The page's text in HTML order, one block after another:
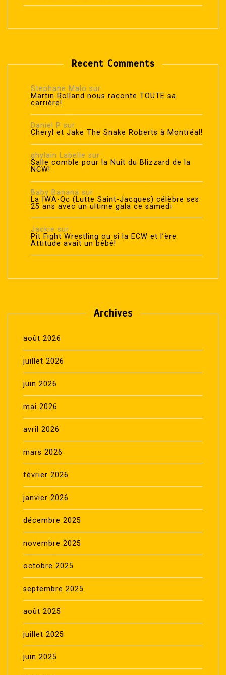
Recent Comments
Stephane Malo sur
Martin Rolland nous raconte TOUTE sa
carrière!
Daniel P sur
Cheryl et Jake The Snake Roberts à Montréal!
ghylain Labelle sur
Salle comble pour la Nuit du Blizzard de la
NCW!
Baby Banana sur
La IWA-Qc (Lutte Saint-Jacques) célèbre ses
25 ans avec un ultime gala ce samedi
Jackie sur
Pit Fight Wrestling ou si la ECW et l’ère
Attitude avait un bébé!
Archives
août 2026
juillet 2026
juin 2026
mai 2026
avril 2026
mars 2026
février 2026
janvier 2026
décembre 2025
novembre 2025
octobre 2025
septembre 2025
août 2025
juillet 2025
juin 2025